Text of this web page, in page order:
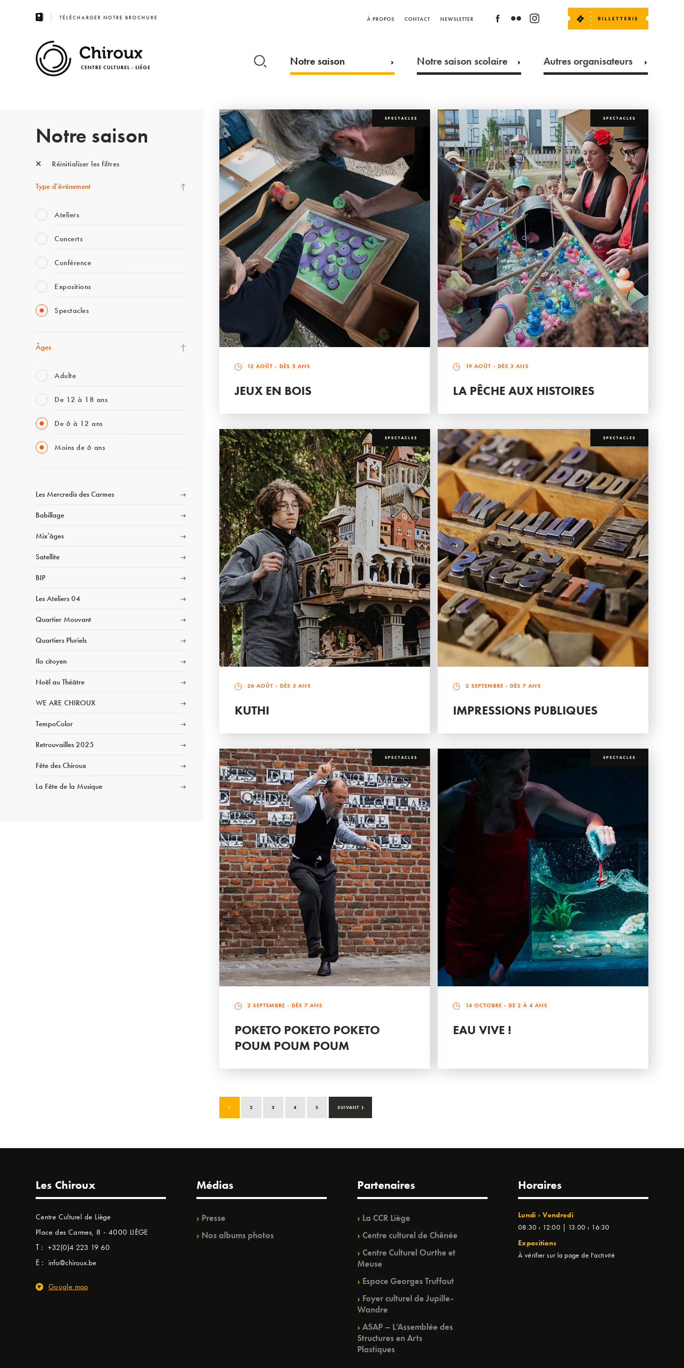
TÉLÉCHARGER NOTRE BROCHURE À PROPOS CONTACT NEWSLETTER
CENTRE CULTUREL - LIÈGE Notre saison Notre saison scolaire Autres organisateurs
Notre saison
Réinitialiser les filtres
Type d’événement
Ateliers
Concerts
Conférence
Expositions
Spectacles
Âges
Adulte
De 12 à 18 ans
De 6 à 12 ans
Moins de 6 ans
Les Mercredis des Carmes
Babillage
Mix’âges
Satellite
BIP
Les Ateliers 04
Quartier Mouvant
Quartiers Pluriels
Ilo citoyen
Noël au Théâtre
WE ARE CHIROUX
TempoColor
Retrouvailles 2025
Fête des Chiroux
La Fête de la Musique
SPECTACLES
12 AOÛT - DÈS 5 ANS
JEUX EN BOIS
SPECTACLES
19 AOÛT - DÈS 3 ANS
LA PÊCHE AUX HISTOIRES
SPECTACLES
26 AOÛT - DÈS 3 ANS
KUTHI
SPECTACLES
2 SEPTEMBRE - DÈS 7 ANS
IMPRESSIONS PUBLIQUES
SPECTACLES
2 SEPTEMBRE - DÈS 7 ANS
POKETO POKETO POKETO
POUM POUM POUM
SPECTACLES
14 OCTOBRE - DE 2 À 4 ANS
EAU VIVE !
1 2 3 4 5 SUIVANT ›
Les Chiroux
Centre Culturel de Liège
Place des Carmes, 8 - 4000 LIÈGE
T : +32(0)4 223 19 60
E : info@chiroux.be
Google map
Médias
Presse
Nos albums photos
Partenaires
La CCR Liège
Centre culturel de Chênée
Centre Culturel Ourthe et
Meuse
Espace Georges Truffaut
Foyer culturel de Jupille-
Wandre
ASAP – L’Assemblée des
Structures en Arts
Plastiques
Horaires
Lundi › Vendredi
08:30 › 12:00 | 13:00 › 16:30
Expositions
À vérifier sur la page de l'activité